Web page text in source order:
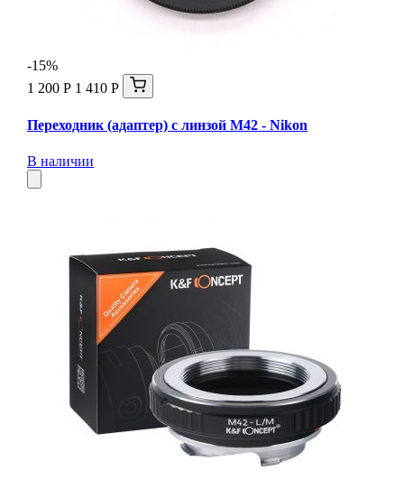
-15%
1 200 Р 1 410 Р
Переходник (адаптер) с линзой М42 - Nikon
В наличии